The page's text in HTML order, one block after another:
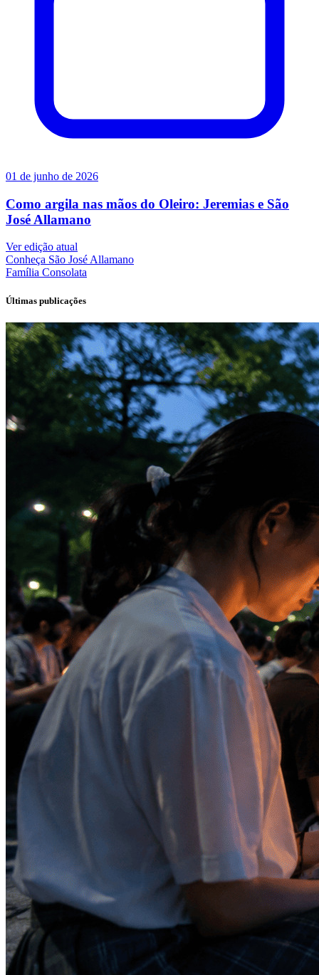
01 de junho de 2026
Como argila nas mãos do Oleiro: Jeremias e São
José Allamano
Ver edição atual
Conheça São José Allamano
Família Consolata
Últimas publicações